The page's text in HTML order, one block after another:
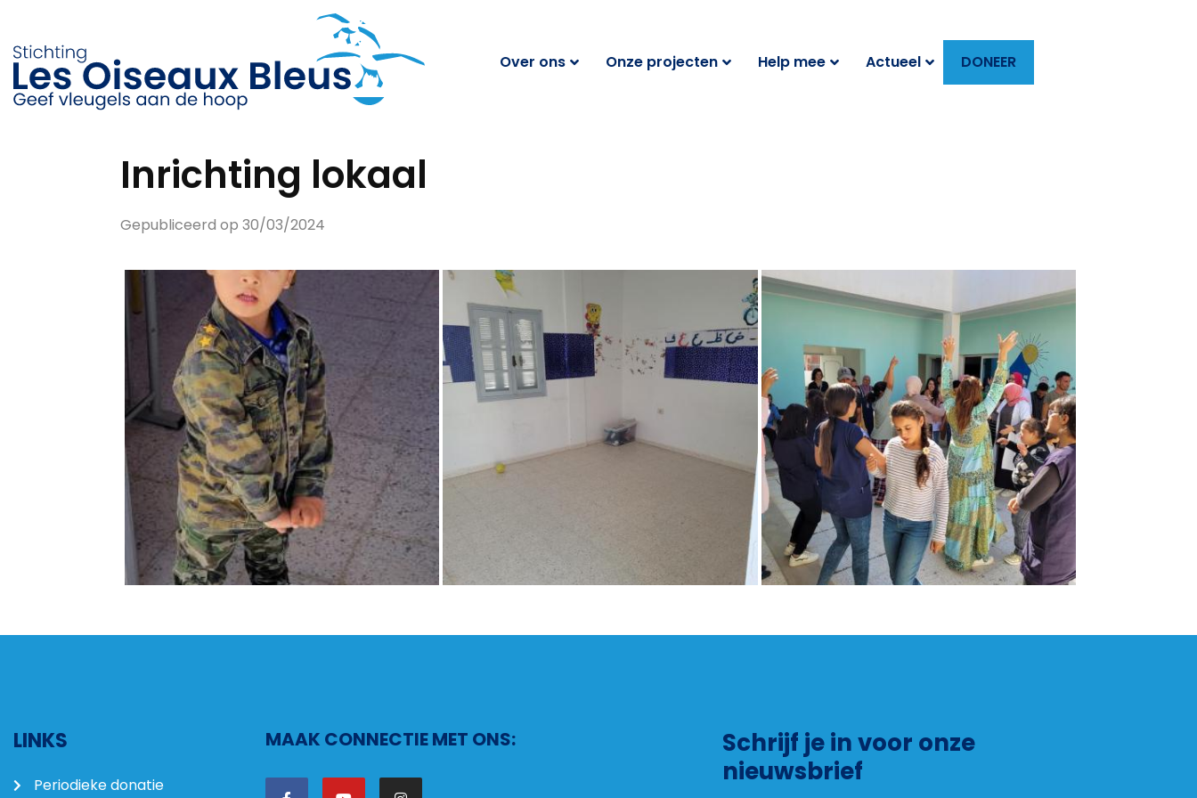
Over ons Onze projecten Help mee Actueel DONEER
Inrichting lokaal
Gepubliceerd op 30/03/2024
LINKS
Periodieke donatie
MAAK CONNECTIE MET ONS:
Schrijf je in voor onze
nieuwsbrief